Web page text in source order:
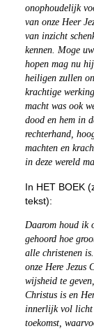
onophoudelijk
van onze Heer
van inzicht
kennen. Moge
hopen mag nu
heiligen zullen
krachtige
macht was ook
dood en hem in
rechterhand,
machten en
in deze wereld
In HET BOEK
tekst):
Daarom houd ik
gehoord hoe
alle christenen
onze Here Jezus
wijsheid te
Christus is en
innerlijk vol licht
toekomst,